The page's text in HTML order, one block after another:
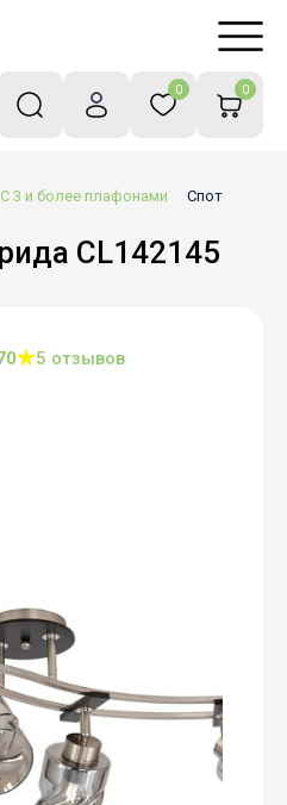
0 0
С 3 и более плафонами
Спот
CL142145
5 отзывов